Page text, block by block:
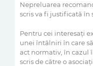
Nepreluarea
scris va fi justificată în
Pentru cei interesaţi
unei întâlniri în care
act normativ, în cazul
scris de către o